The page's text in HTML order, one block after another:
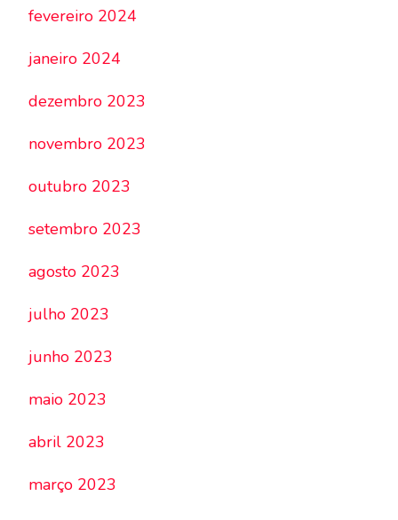
fevereiro 2024
janeiro 2024
dezembro 2023
novembro 2023
outubro 2023
setembro 2023
agosto 2023
julho 2023
junho 2023
maio 2023
abril 2023
março 2023